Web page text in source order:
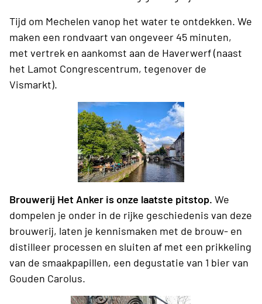
Tijd om Mechelen vanop het water te ontdekken. We
maken een rondvaart van ongeveer 45 minuten,
met vertrek en aankomst aan de Haverwerf (naast
het Lamot Congrescentrum, tegenover de
Vismarkt).
Brouwerij Het Anker is onze laatste pitstop. We
dompelen je onder in de rijke geschiedenis van deze
brouwerij, laten je kennismaken met de brouw- en
distilleer processen en sluiten af met een prikkeling
van de smaakpapillen, een degustatie van 1 bier van
Gouden Carolus.